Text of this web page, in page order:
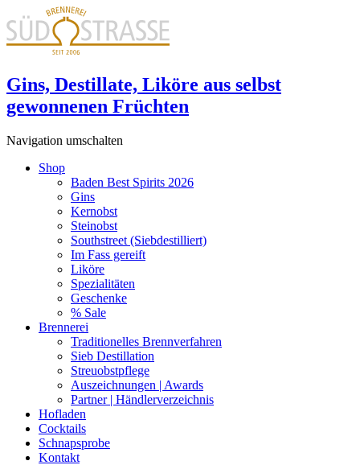
Gins, Destillate, Liköre aus selbst
gewonnenen Früchten
Navigation umschalten
Shop
Baden Best Spirits 2026
Gins
Kernobst
Steinobst
Southstreet (Siebdestilliert)
Im Fass gereift
Liköre
Spezialitäten
Geschenke
% Sale
Brennerei
Traditionelles Brennverfahren
Sieb Destillation
Streuobstpflege
Auszeichnungen | Awards
Partner | Händlerverzeichnis
Hofladen
Cocktails
Schnapsprobe
Kontakt